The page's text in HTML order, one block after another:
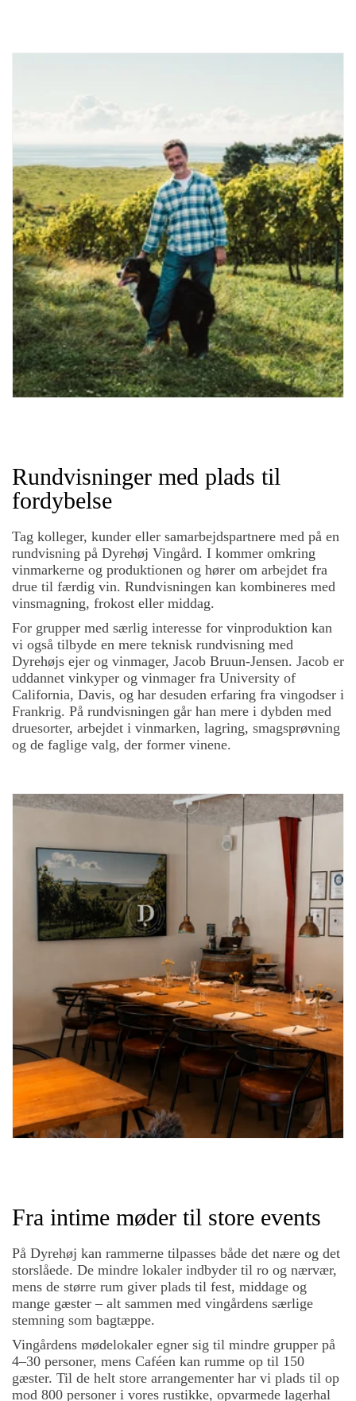
Rundvisninger med plads til
fordybelse
Tag kolleger, kunder eller samarbejdspartnere med på en
rundvisning på Dyrehøj Vingård. I kommer omkring
vinmarkerne og produktionen og hører om arbejdet fra
drue til færdig vin. Rundvisningen kan kombineres med
vinsmagning, frokost eller middag.
For grupper med særlig interesse for vinproduktion kan
vi også tilbyde en mere teknisk rundvisning med
Dyrehøjs ejer og vinmager, Jacob Bruun-Jensen. Jacob er
uddannet vinkyper og vinmager fra University of
California, Davis, og har desuden erfaring fra vingodser i
Frankrig. På rundvisningen går han mere i dybden med
druesorter, arbejdet i vinmarken, lagring, smagsprøvning
og de faglige valg, der former vinene.
Fra intime møder til store events
På Dyrehøj kan rammerne tilpasses både det nære og det
storslåede. De mindre lokaler indbyder til ro og nærvær,
mens de større rum giver plads til fest, middage og
mange gæster – alt sammen med vingårdens særlige
stemning som bagtæppe.
Vingårdens mødelokaler egner sig til mindre grupper på
4–30 personer, mens Caféen kan rumme op til 150
gæster. Til de helt store arrangementer har vi plads til op
mod 800 personer i vores rustikke, opvarmede lagerhal